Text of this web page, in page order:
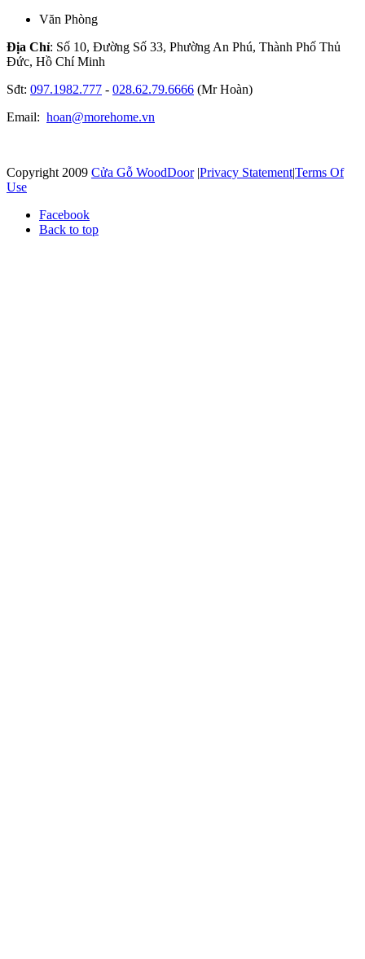
Văn Phòng
Địa Chỉ: Số 10, Đường Số 33, Phường An Phú, Thành Phố Thủ
Đức, Hồ Chí Minh
Sđt: 097.1982.777 - 028.62.79.6666 (Mr Hoàn)
Email: hoan@morehome.vn
Copyright 2009 Cửa Gỗ WoodDoor |Privacy Statement|Terms Of
Use
Facebook
Back to top